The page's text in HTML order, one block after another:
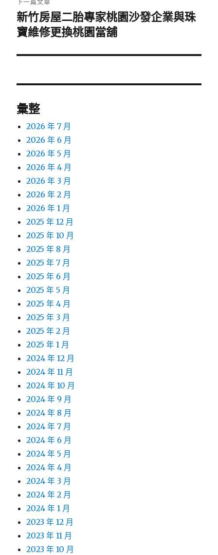
下
一
文
新竹房屋二胎專家桃園沙發企業與珠
寶維修更換桃園當舖
彙整
2026 年 7 月
2026 年 6 月
2026 年 5 月
2026 年 4 月
2026 年 3 月
2026 年 2 月
2026 年 1 月
2025 年 12 月
2025 年 10 月
2025 年 8 月
2025 年 7 月
2025 年 6 月
2025 年 5 月
2025 年 4 月
2025 年 3 月
2025 年 2 月
2025 年 1 月
2024 年 12 月
2024 年 11 月
2024 年 10 月
2024 年 9 月
2024 年 8 月
2024 年 7 月
2024 年 6 月
2024 年 5 月
2024 年 4 月
2024 年 3 月
2024 年 2 月
2024 年 1 月
2023 年 12 月
2023 年 11 月
2023 年 10 月